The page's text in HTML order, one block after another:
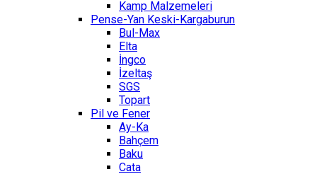
Kamp Malzemeleri
Pense-Yan Keski-Kargaburun
Bul-Max
Elta
İngco
İzeltaş
SGS
Topart
Pil ve Fener
Ay-Ka
Bahçem
Baku
Cata